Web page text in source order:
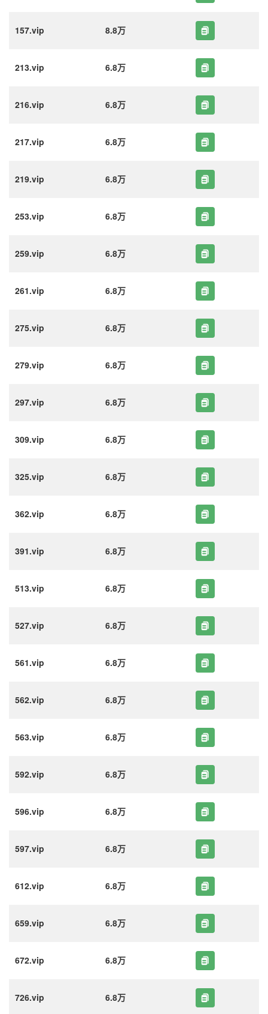
157.vip 8.8万
213.vip 6.8万
216.vip 6.8万
217.vip 6.8万
219.vip 6.8万
253.vip 6.8万
259.vip 6.8万
261.vip 6.8万
275.vip 6.8万
279.vip 6.8万
297.vip 6.8万
309.vip 6.8万
325.vip 6.8万
362.vip 6.8万
391.vip 6.8万
513.vip 6.8万
527.vip 6.8万
561.vip 6.8万
562.vip 6.8万
563.vip 6.8万
592.vip 6.8万
596.vip 6.8万
597.vip 6.8万
612.vip 6.8万
659.vip 6.8万
672.vip 6.8万
726.vip 6.8万